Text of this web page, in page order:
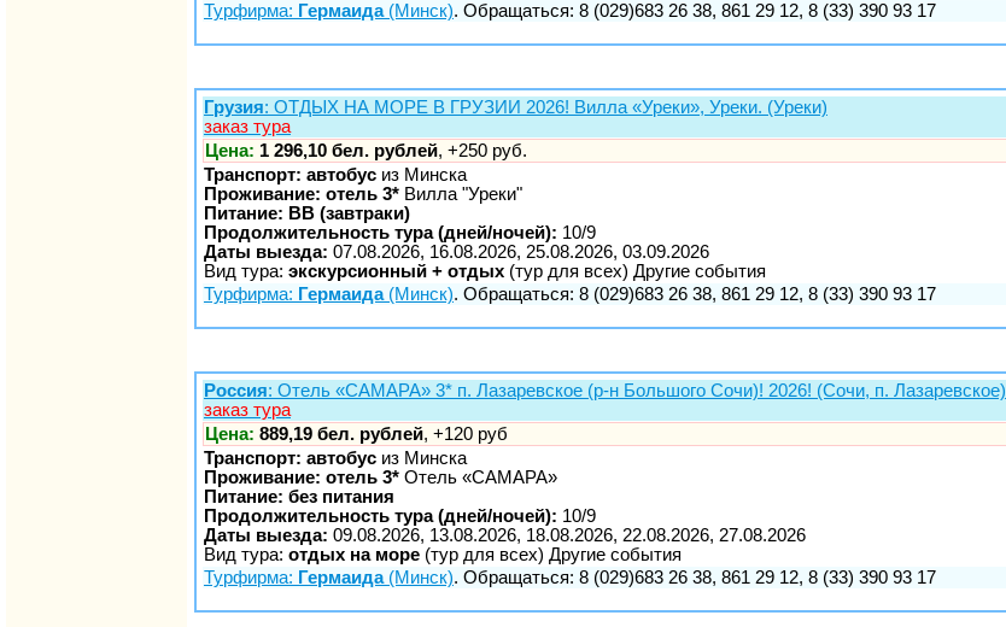
Турфирма: Гермаида(Минск). Обращаться: 8 (029)683 26 38, 861 29 12, 8 (33) 390 93 17
Грузия: ОТДЫХ НА МОРЕ В ГРУЗИИ 2026! Вилла «Уреки», Уреки. (Уреки)
заказ тура
Цена: 1 296,10 бел. рублей, +250 руб.
Транспорт: автобус из Минска
Проживание: отель 3* Вилла "Уреки"
Питание: BB (завтраки)
Продолжительность тура (дней/ночей): 10/9
Даты выезда: 07.08.2026, 16.08.2026, 25.08.2026, 03.09.2026
Вид тура: экскурсионный + отдых (тур для всех) Другие события
Турфирма: Гермаида(Минск). Обращаться: 8 (029)683 26 38, 861 29 12, 8 (33) 390 93 17
Россия: Отель «САМАРА» 3* п. Лазаревское (р-н Большого Сочи)! 2026! (Сочи, п. Лазаревское)
заказ тура
Цена: 889,19 бел. рублей, +120 руб
Транспорт: автобус из Минска
Проживание: отель 3* Отель «САМАРА»
Питание: без питания
Продолжительность тура (дней/ночей): 10/9
Даты выезда: 09.08.2026, 13.08.2026, 18.08.2026, 22.08.2026, 27.08.2026
Вид тура: отдых на море (тур для всех) Другие события
Турфирма: Гермаида(Минск). Обращаться: 8 (029)683 26 38, 861 29 12, 8 (33) 390 93 17